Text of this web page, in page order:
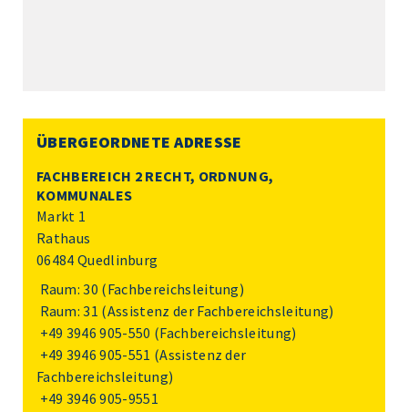
ÜBERGEORDNETE ADRESSE
FACHBEREICH 2 RECHT, ORDNUNG,
KOMMUNALES
Markt 1
Rathaus
06484 Quedlinburg
Raum: 30 (Fachbereichsleitung)
Raum: 31 (Assistenz der Fachbereichsleitung)
+49 3946 905-550 (Fachbereichsleitung)
+49 3946 905-551 (Assistenz der
Fachbereichsleitung)
+49 3946 905-9551